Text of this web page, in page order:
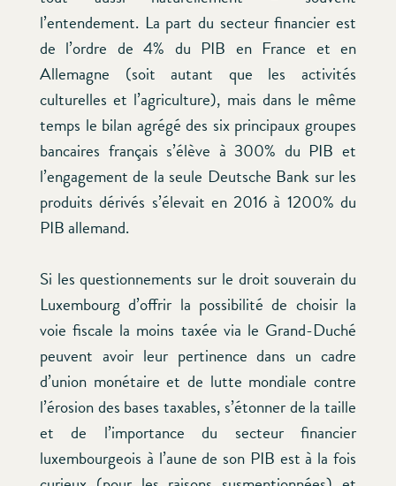
l’entendement. La part du secteur financier est
de l’ordre de 4% du PIB en France et en
Allemagne (soit autant que les activités
culturelles et l’agriculture), mais dans le même
temps le bilan agrégé des six principaux groupes
bancaires français s’élève à 300% du PIB et
l’engagement de la seule Deutsche Bank sur les
produits dérivés s’élevait en 2016 à 1200% du
PIB allemand.
Si les questionnements sur le droit souverain du
Luxembourg d’offrir la possibilité de choisir la
voie fiscale la moins taxée via le Grand-Duché
peuvent avoir leur pertinence dans un cadre
d’union monétaire et de lutte mondiale contre
l’érosion des bases taxables, s’étonner de la taille
et de l’importance du secteur financier
luxembourgeois à l’aune de son PIB est à la fois